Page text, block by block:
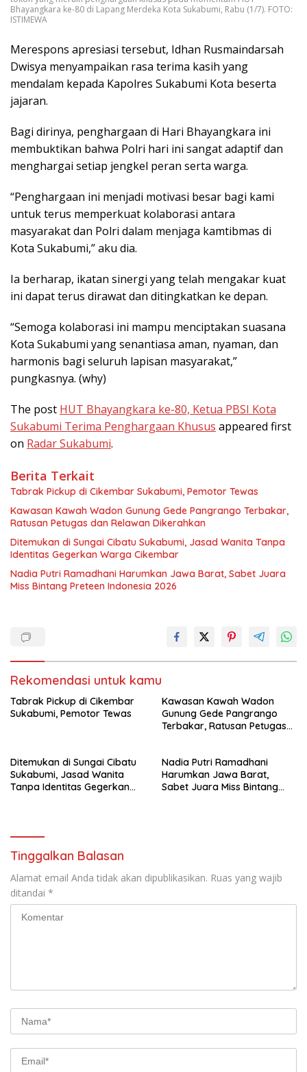
Bhayangkara ke-80 di Lapang Merdeka Kota Sukabumi, Rabu (1/7). FOTO:
ISTIMEWA
Merespons apresiasi tersebut, Idhan Rusmaindarsah
Dwisya menyampaikan rasa terima kasih yang
mendalam kepada Kapolres Sukabumi Kota beserta
jajaran.
Bagi dirinya, penghargaan di Hari Bhayangkara ini
membuktikan bahwa Polri hari ini sangat adaptif dan
menghargai setiap jengkel peran serta warga.
“Penghargaan ini menjadi motivasi besar bagi kami
untuk terus memperkuat kolaborasi antara
masyarakat dan Polri dalam menjaga kamtibmas di
Kota Sukabumi,” aku dia.
Ia berharap, ikatan sinergi yang telah mengakar kuat
ini dapat terus dirawat dan ditingkatkan ke depan.
“Semoga kolaborasi ini mampu menciptakan suasana
Kota Sukabumi yang senantiasa aman, nyaman, dan
harmonis bagi seluruh lapisan masyarakat,”
pungkasnya. (why)
The post HUT Bhayangkara ke-80, Ketua PBSI Kota
Sukabumi Terima Penghargaan Khusus appeared first
on Radar Sukabumi.
Berita Terkait
Tabrak Pickup di Cikembar Sukabumi, Pemotor Tewas
Kawasan Kawah Wadon Gunung Gede Pangrango Terbakar,
Ratusan Petugas dan Relawan Dikerahkan
Ditemukan di Sungai Cibatu Sukabumi, Jasad Wanita Tanpa
Identitas Gegerkan Warga Cikembar
Nadia Putri Ramadhani Harumkan Jawa Barat, Sabet Juara
Miss Bintang Preteen Indonesia 2026
Rekomendasi untuk kamu
Tabrak Pickup di Cikembar
Sukabumi, Pemotor Tewas
Kawasan Kawah Wadon
Gunung Gede Pangrango
Terbakar, Ratusan Petugas
Ditemukan di Sungai Cibatu
Sukabumi, Jasad Wanita
Tanpa Identitas Gegerkan
Nadia Putri Ramadhani
Harumkan Jawa Barat,
Sabet Juara Miss Bintang
Tinggalkan Balasan
Alamat email Anda tidak akan dipublikasikan. Ruas yang wajib
ditandai *